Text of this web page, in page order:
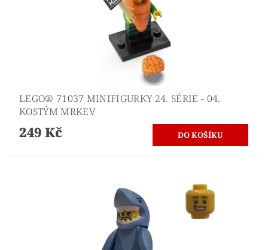
LEGO® 71037 MINIFIGURKY 24. SÉRIE - 04.
KOSTÝM MRKEV
249 Kč